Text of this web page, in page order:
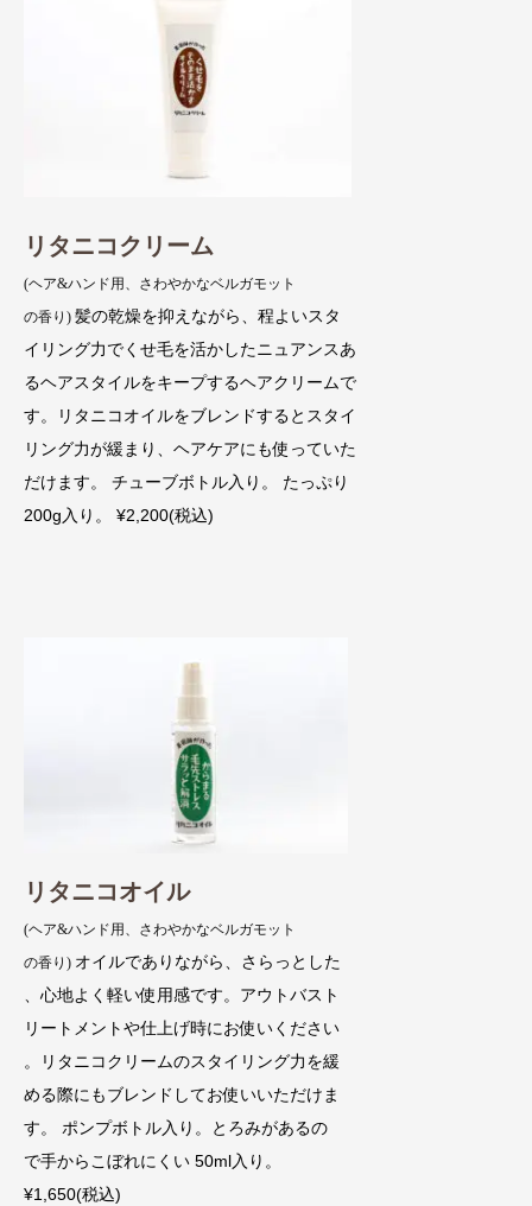
リタニコクリーム
(ヘア&ハンド用、さわやかなベルガモット
の香り) 髪の乾燥を抑えながら、程よいスタ
イリング力でくせ毛を活かしたニュアンスあ
るヘアスタイルをキープするヘアクリームで
す。リタニコオイルをブレンドするとスタイ
リング力が緩まり、ヘアケアにも使っていた
だけます。 チューブボトル入り。 たっぷり
200g入り。 ¥2,200(税込)
リタニコオイル
(ヘア&ハンド用、さわやかなベルガモット
の香り) オイルでありながら、さらっとした
、心地よく軽い使用感です。アウトバスト
リートメントや仕上げ時にお使いください
。リタニコクリームのスタイリング力を緩
める際にもブレンドしてお使いいただけま
す。 ポンプボトル入り。とろみがあるの
で手からこぼれにくい 50ml入り。
¥1,650(税込)